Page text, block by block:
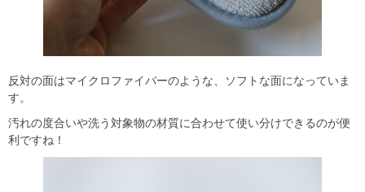
反対の面はマイクロファイバーのような、ソフトな面になっていま
す。
汚れの度合いや洗う対象物の材質に合わせて使い分けできるのが便
利ですね！